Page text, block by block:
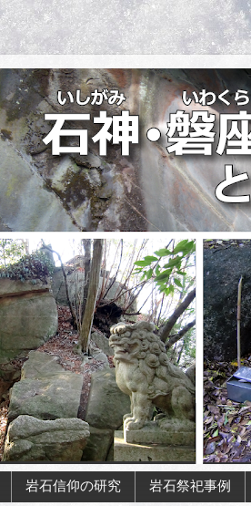
岩石信仰の研究 岩石祭祀事例